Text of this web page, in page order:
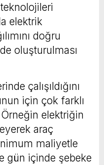
elektrik
doğru
oluşturulması
çalışıldığını
için çok farklı
elektriğin
araç
maliyetle
gün içinde şebeke